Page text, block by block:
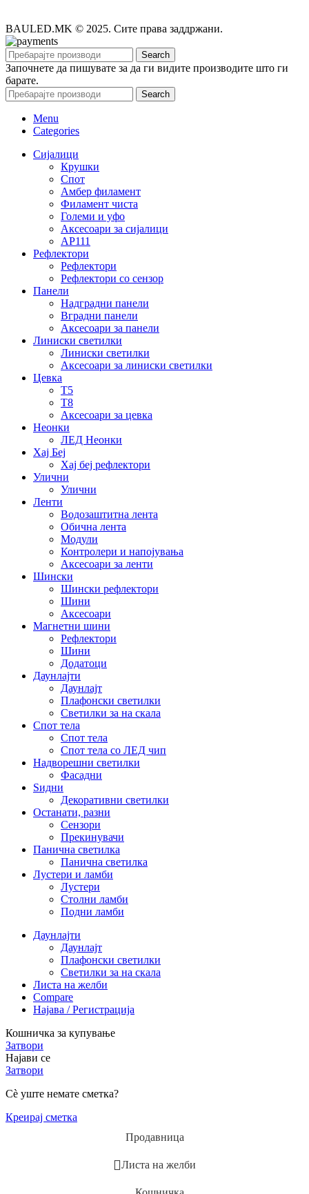
BAULED.MK © 2025. Сите права заддржани.
Search
Започнете да пишувате за да ги видите производите што ги
барате.
Search
Menu
Categories
Сијалици
Крушки
Спот
Амбер филамент
Филамент чиста
Големи и уфо
Аксесоари за сијалици
АР111
Рефлектори
Рефлектори
Рефлектори со сензор
Панели
Надградни панели
Вградни панели
Аксесоари за панели
Линиски светилки
Линиски светилки
Аксесоари за линиски светилки
Цевка
Т5
Т8
Аксесоари за цевка
Неонки
ЛЕД Неонки
Хај Беј
Хај беј рефлектори
Улични
Улични
Ленти
Водозаштитна лента
Обична лента
Модули
Контролери и напојувања
Аксесоари за ленти
Шински
Шински рефлектори
Шини
Аксесоари
Магнетни шини
Рефлектори
Шини
Додатоци
Даунлајти
Даунлајт
Плафонски светилки
Светилки за на скала
Спот тела
Спот тела
Спот тела со ЛЕД чип
Надворешни светилки
Фасадни
Ѕидни
Декоративни светилки
Останати, разни
Сензори
Прекинувачи
Панична светилка
Панична светилка
Лустери и ламби
Лустери
Столни ламби
Подни ламби
Даунлајти
Даунлајт
Плафонски светилки
Светилки за на скала
Листа на желби
Compare
Најава / Регистрација
Кошничка за купување
Затвори
Најави се
Затвори
Сè уште немате сметка?
Креирај сметка
Продавница
Листа на желби